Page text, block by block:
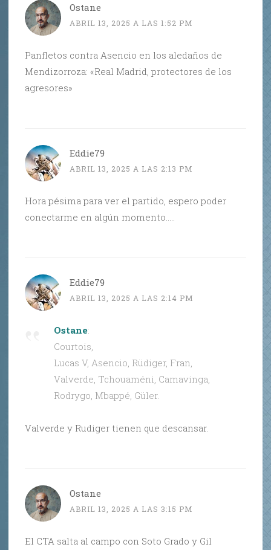
Ostane
ABRIL 13, 2025 A LAS 1:52 PM
Panfletos contra Asencio en los aledaños de
Mendizorroza: «Real Madrid, protectores de los
agresores»
Eddie79
ABRIL 13, 2025 A LAS 2:13 PM
Hora pésima para ver el partido, espero poder
conectarme en algún momento…..
Eddie79
ABRIL 13, 2025 A LAS 2:14 PM
Ostane:
Courtois,
Lucas V, Asencio, Rüdiger, Fran,
Valverde, Tchouaméni, Camavinga,
Rodrygo, Mbappé, Güler.
Valverde y Rudiger tienen que descansar.
Ostane
ABRIL 13, 2025 A LAS 3:15 PM
El CTA salta al campo con Soto Grado y Gil